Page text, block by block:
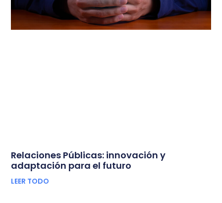
Relaciones Públicas: innovación y
adaptación para el futuro
LEER TODO